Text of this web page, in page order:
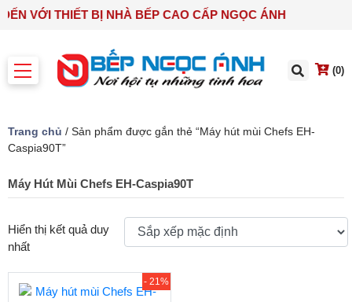
ĐẾN VỚI THIẾT BỊ NHÀ BẾP CAO CẤP NGỌC ÁNH
(0)
Trang chủ / Sản phẩm được gắn thẻ “Máy hút mùi Chefs EH-
Caspia90T”
Máy Hút Mùi Chefs EH-Caspia90T
Hiển thị kết quả duy
nhất
- 21%